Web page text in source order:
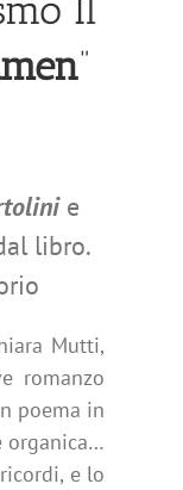
Il
”
e
libro.
Mutti,
romanzo
poema in
organica…
e lo